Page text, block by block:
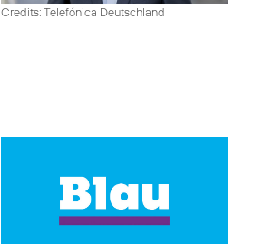
Credits: Telefónica Deutschland